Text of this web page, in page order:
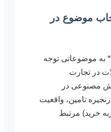
موضوع در
به موضوعاتی توجه
در تجارت
مصنوعی در
زنجیره تامین، واقعیت
خرید) مرتبط